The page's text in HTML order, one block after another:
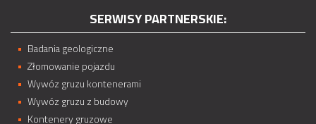
SERWISY PARTNERSKIE:
Badania geologiczne
Złomowanie pojazdu
Wywóz gruzu kontenerami
Wywóz gruzu z budowy
Kontenery gruzowe